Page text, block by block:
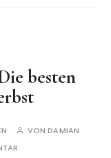
besten
VONDAMIAN